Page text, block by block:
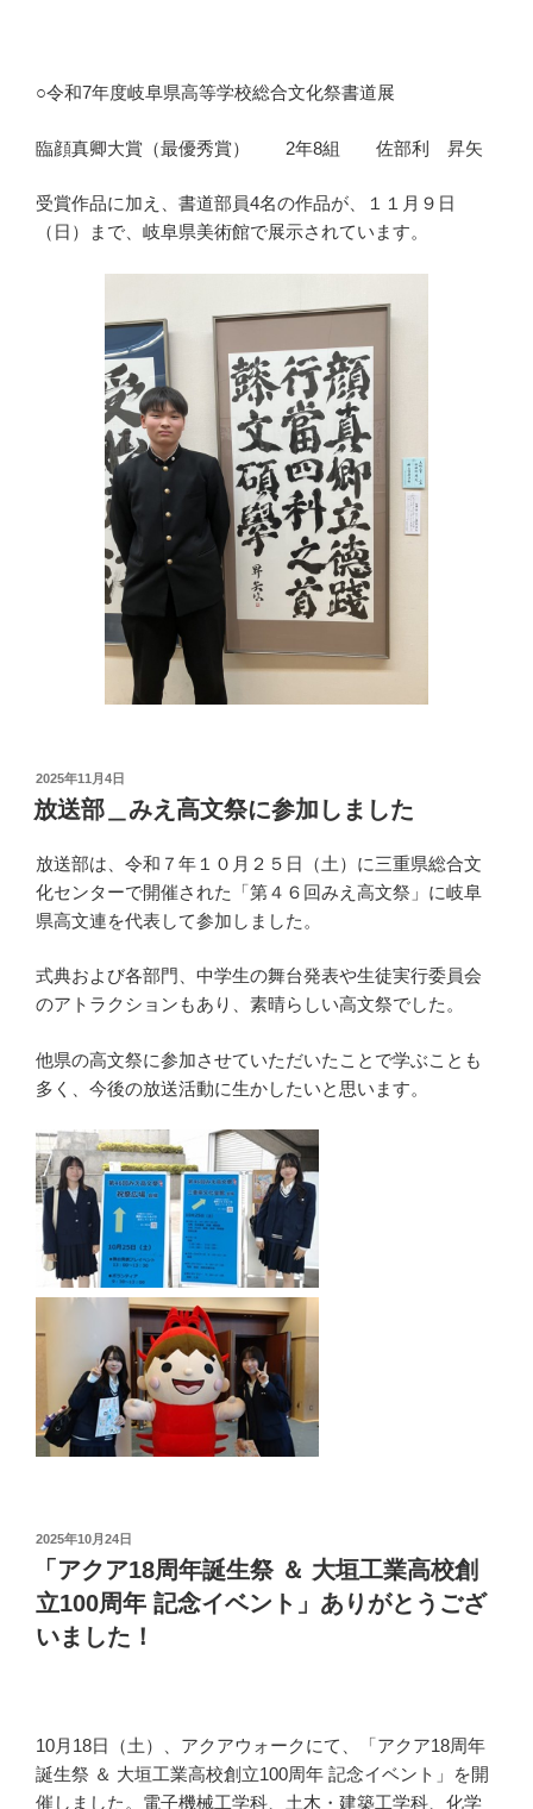
○令和7年度岐阜県高等学校総合文化祭書道展
臨顔真卿大賞（最優秀賞） 2年8組 佐部利 昇矢
受賞作品に加え、書道部員4名の作品が、１１月９日
（日）まで、岐阜県美術館で展示されています。
投
稿
日:
2025年11月4日
放送部＿みえ高文祭に参加しました
放送部は、令和７年１０月２５日（土）に三重県総合文
化センターで開催された「第４６回みえ高文祭」に岐阜
県高文連を代表して参加しました。
式典および各部門、中学生の舞台発表や生徒実行委員会
のアトラクションもあり、素晴らしい高文祭でした。
他県の高文祭に参加させていただいたことで学ぶことも
多く、今後の放送活動に生かしたいと思います。
投
2025年10月24日
「アクア18周年誕生祭 ＆ 大垣工業高校創
立100周年 記念イベント」ありがとうござ
いました！
10月18日（土）、アクアウォークにて、「アクア18周年
誕生祭 ＆ 大垣工業高校創立100周年 記念イベント」を開
催しました。電子機械工学科、土木・建築工学科、化学